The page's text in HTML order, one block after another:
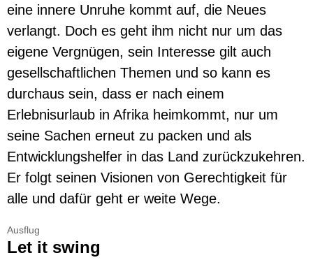
eine innere Unruhe kommt auf, die Neues
verlangt. Doch es geht ihm nicht nur um das
eigene Vergnügen, sein Interesse gilt auch
gesellschaftlichen Themen und so kann es
durchaus sein, dass er nach einem
Erlebnisurlaub in Afrika heimkommt, nur um
seine Sachen erneut zu packen und als
Entwicklungshelfer in das Land zurückzukehren.
Er folgt seinen Visionen von Gerechtigkeit für
alle und dafür geht er weite Wege.
Ausflug
Let it swing